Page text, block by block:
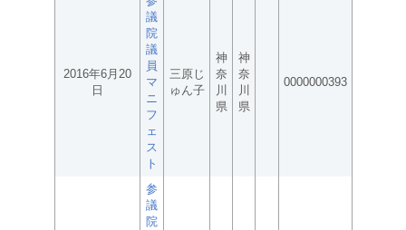
2016年6月20
日
議
院
議
員
マ
ニ
フ
ェ
ス
ト
三原じ
ゅん子
神
奈
川
県
神
奈
川
県
0000000393
参
議
院